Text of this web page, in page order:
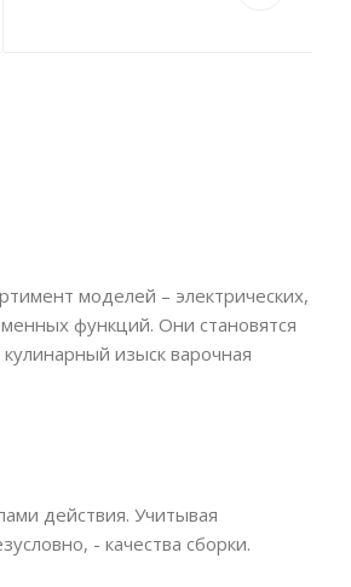
моделей – электрических,
функций. Они становятся
изыск варочная
действия. Учитывая
- качества сборки.